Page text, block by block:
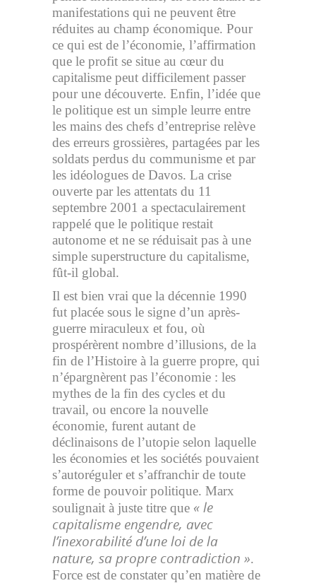
manifestations qui ne peuvent être
réduites au champ économique. Pour
ce qui est de l’économie, l’affirmation
que le profit se situe au cœur du
capitalisme peut difficilement passer
pour une découverte. Enfin, l’idée que
le politique est un simple leurre entre
les mains des chefs d’entreprise relève
des erreurs grossières, partagées par les
soldats perdus du communisme et par
les idéologues de Davos. La crise
ouverte par les attentats du 11
septembre 2001 a spectaculairement
rappelé que le politique restait
autonome et ne se réduisait pas à une
simple superstructure du capitalisme,
fût-il global.
Il est bien vrai que la décennie 1990
fut placée sous le signe d’un après-
guerre miraculeux et fou, où
prospérèrent nombre d’illusions, de la
fin de l’Histoire à la guerre propre, qui
n’épargnèrent pas l’économie : les
mythes de la fin des cycles et du
travail, ou encore la nouvelle
économie, furent autant de
déclinaisons de l’utopie selon laquelle
les économies et les sociétés pouvaient
s’autoréguler et s’affranchir de toute
forme de pouvoir politique. Marx
soulignait à juste titre que « le
capitalisme engendre, avec
l’inexorabilité d’une loi de la
nature, sa propre contradiction ».
Force est de constater qu’en matière de